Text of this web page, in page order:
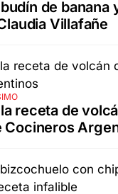
de banana
Villafañe
receta de
Cocineros